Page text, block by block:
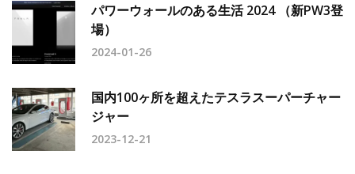
パワーウォールのある生活 2024 （新PW3登
場）
2024-01-26
国内100ヶ所を超えたテスラスーパーチャー
ジャー
2023-12-21